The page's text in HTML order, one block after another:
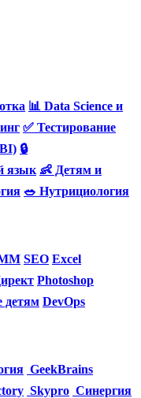
📊 Data Science и
✅ Тестирование
🔒
язык 👶 Детям и
🥗 Нутрициология
SEO Excel
Photoshop
детям DevOps
GeekBrains
Skypro Синергия